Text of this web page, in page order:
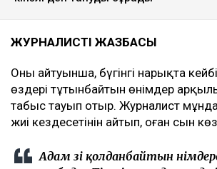
ЖУРНАЛИСТІҢ ЖАЗБАСЫ
Оның айтуынша, бүгінгі нарықта
өздері тұтынбайтын өнімдер
табыс тауып отыр. Журналист
жиі кездесетінін айтып, оған сын
Адам өзі қолданбайтын